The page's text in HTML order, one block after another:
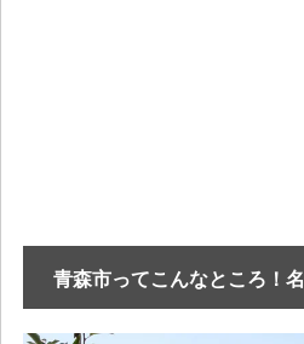
青森市ってこんなところ！